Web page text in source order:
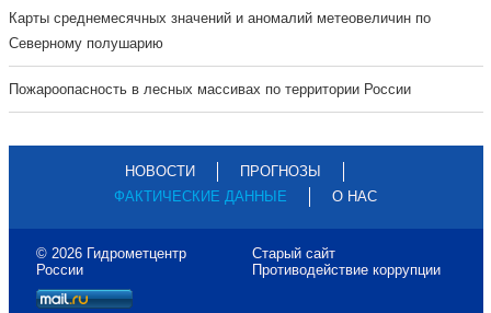
Карты среднемесячных значений и аномалий метеовеличин по
Северному полушарию
Пожароопасность в лесных массивах по территории России
НОВОСТИ
ПРОГНОЗЫ
ФАКТИЧЕСКИЕ ДАННЫЕ
О НАС
© 2026 Гидрометцентр
России
Старый сайт
Противодействие коррупции